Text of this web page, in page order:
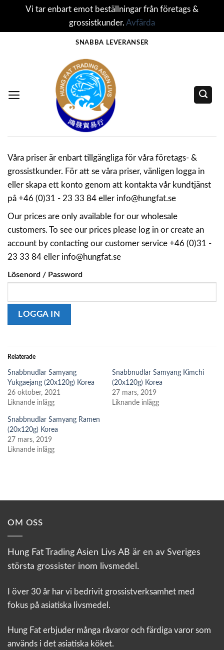
Vi tar enbart emot beställningar från företags &
grossistkunder. Avfärda
SNABBA LEVERANSER
Våra priser är enbart tillgängliga för våra företags- &
grossistkunder. För att se våra priser, vänligen logga in
eller skapa ett konto genom att kontakta vår kundtjänst
på +46 (0)31 - 23 33 84 eller info@hungfat.se
Our prices are only available for our wholesale
customers. To see our prices please log in or create an
account by contacting our customer service +46 (0)31 -
23 33 84 eller info@hungfat.se
Lösenord / Password
Relaterade
Snabbnudlar Samyang
Yukgaejang (20x120g) Korea
26 oktober, 2021
Liknande inlägg
Snabbnudlar Samyang Kimchi
(20x120g) Korea
27 mars, 2019
Liknande inlägg
Snabbnudlar Samyang Ramen
(20x120g) Korea
27 mars, 2019
Liknande inlägg
OM OSS
Hung Fat Trading Asien Livs AB är en av Sveriges
största grossister inom livsmedel.
I över 30 år har vi bedrivit grossistverksamhet med
fokus på asiatiska livsmedel.
Hung Fat erbjuder många råvaror och färdiga varor som
används i det asiatiska köket.